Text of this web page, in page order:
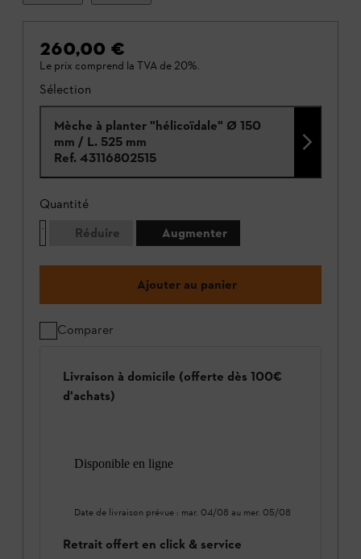
260,00 €
Le prix comprend la TVA de 20%.
Sélection
Mèche à planter "hélicoïdale" Ø 150
mm / L. 525 mm
Ref. 43116802515
Quantité
Réduire
Augmenter
Ajouter au panier
Comparer
Livraison à domicile (offerte dès 100€
d'achats)
Disponible en ligne
Date de livraison prévue : mar. 04/08 au mer. 05/08
Retrait offert en click & service